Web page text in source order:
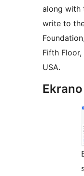
along with
write to
Fifth Floor,
USA.